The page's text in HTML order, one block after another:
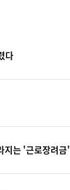
다
지는 '근로장려금'